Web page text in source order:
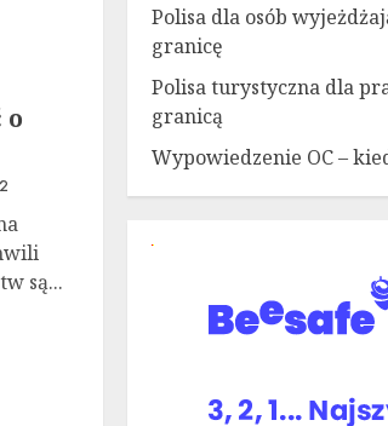
o
są...
Polisa dla osób
granicę
Polisa turystyczna dla
granicą
Wypowiedzenie OC –